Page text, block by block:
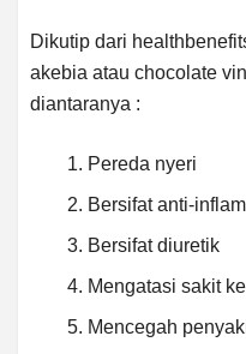
Dikutip dari
akebia atau chocolate
diantaranya :
Pereda nyeri
Bersifat anti-
Bersifat diuretik
Mengatasi sakit
Mencegah